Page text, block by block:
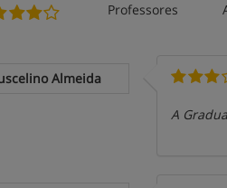
Professores
Almeida
A